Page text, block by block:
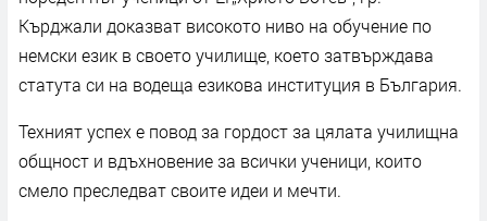
Кърджали доказват високото ниво на обучение по
немски език в своето училище, което затвърждава
статута си на водеща езикова институция в България.
Техният успех е повод за гордост за цялата училищна
общност и вдъхновение за всички ученици, които
смело преследват своите идеи и мечти.